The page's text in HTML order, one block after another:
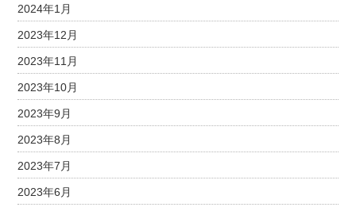
2024年1月
2023年12月
2023年11月
2023年10月
2023年9月
2023年8月
2023年7月
2023年6月